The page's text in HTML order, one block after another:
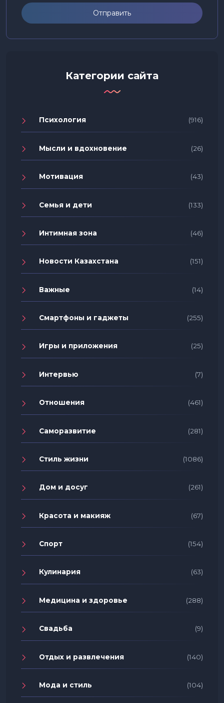
Отправить
Категории сайта
Психология (916)
Мысли и вдохновение (26)
Мотивация (43)
Семья и дети (133)
Интимная зона (46)
Новости Казахстана (151)
Важные (14)
Смартфоны и гаджеты (255)
Игры и приложения (25)
Интервью (7)
Отношения (461)
Саморазвитие (281)
Стиль жизни (1086)
Дом и досуг (261)
Красота и макияж (67)
Спорт (154)
Кулинария (63)
Медицина и здоровье (288)
Свадьба (9)
Отдых и развлечения (140)
Мода и стиль (104)